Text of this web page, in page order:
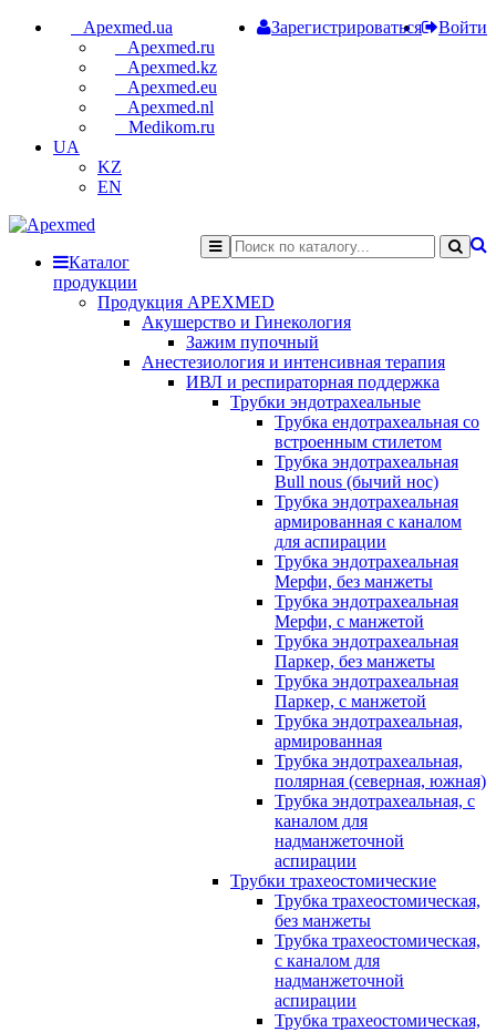
Войти
Зарегистрироваться
Apexmed.ua
Apexmed.ru
Apexmed.kz
Apexmed.eu
Apexmed.nl
Medikom.ru
UA
KZ
EN
Каталог
продукции
Продукция APEXMED
Акушерство и Гинекология
Зажим пупочный
Анестезиология и интенсивная терапия
ИВЛ и респираторная поддержка
Трубки эндотрахеальные
Трубка ендотрахеальная со
встроенным стилетом
Трубка эндотрахеальная
Bull nous (бычий нос)
Трубка эндотрахеальная
армированная с каналом
для аспирации
Трубка эндотрахеальная
Мерфи, без манжеты
Трубка эндотрахеальная
Мерфи, с манжетой
Трубка эндотрахеальная
Паркер, без манжеты
Трубка эндотрахеальная
Паркер, с манжетой
Трубка эндотрахеальная,
армированная
Трубка эндотрахеальная,
полярная (северная, южная)
Трубка эндотрахеальная, с
каналом для
надманжеточной
аспирации
Трубки трахеостомические
Трубка трахеостомическая,
без манжеты
Трубка трахеостомическая,
с каналом для
надманжеточной
аспирации
Трубка трахеостомическая,